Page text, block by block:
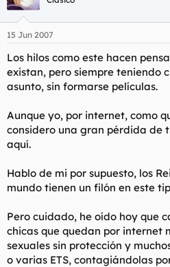
15 Jun 2007
Los hilos como este hacen
existan, pero siempre teniendo
asunto, sin formarse películas.
Aunque yo, por internet, como
considero una gran pérdida de
aquí.
Hablo de mi por supuesto, los
mundo tienen un filón en este
Pero cuidado, he oído hoy que
chicas que quedan por internet
sexuales sin protección y
o varias ETS, contagiándolas